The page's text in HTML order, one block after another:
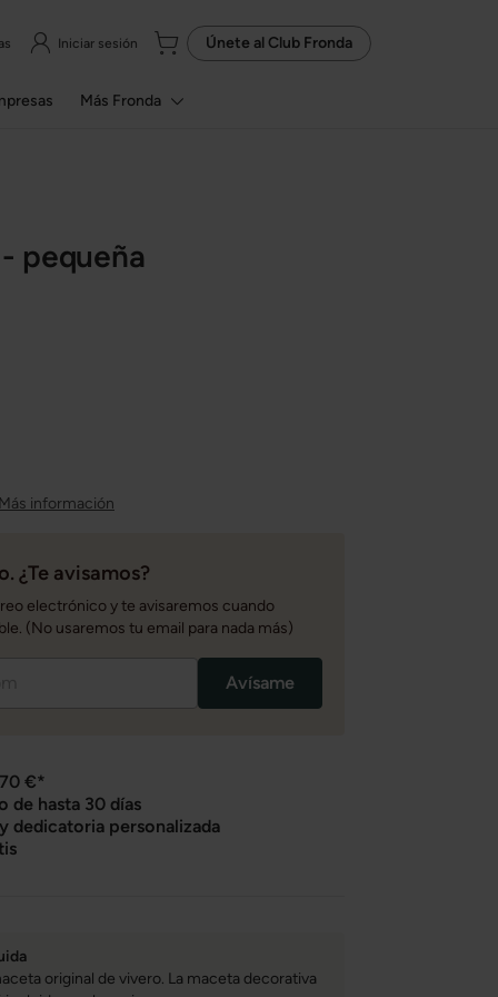
Iniciar sesión Únete al Club Fronda
Más Fronda
pequeña
Más información
¿Te avisamos?
electrónico y te avisaremos cuando
(No usaremos tu email para nada más)
Avísame
€*
de hasta 30 días
dedicatoria personalizada
original de vivero. La maceta decorativa